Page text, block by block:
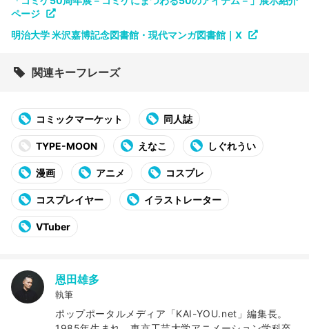
ページ
明治大学 米沢嘉博記念図書館・現代マンガ図書館｜X
関連キーフレーズ
コミックマーケット 同人誌
TYPE-MOON えなこ しぐれうい
漫画 アニメ コスプレ
コスプレイヤー イラストレーター
VTuber
恩田雄多
執筆
ポップポータルメディア「KAI-YOU.net」編集長。